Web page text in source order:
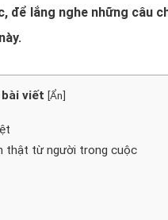
để lắng nghe những câu
viết [Ẩn]
thật từ người trong cuộc